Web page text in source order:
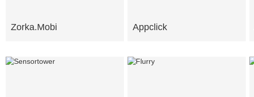
Zorka.Mobi Appclick